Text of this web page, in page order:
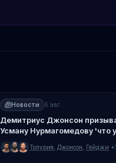
Новости 6 авг.
Демитриус Джонсон
Усману Нурмагомедову 'что
Топурия Джонсон Гейджи +1